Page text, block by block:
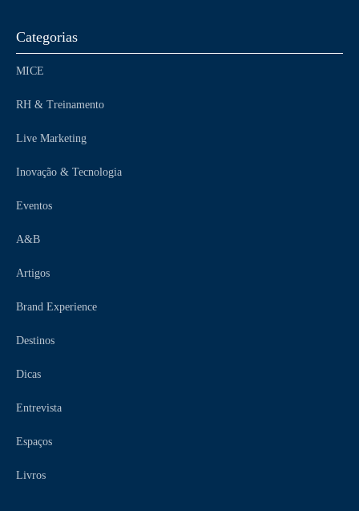
Categorias
MICE
RH & Treinamento
Live Marketing
Inovação & Tecnologia
Eventos
A&B
Artigos
Brand Experience
Destinos
Dicas
Entrevista
Espaços
Livros